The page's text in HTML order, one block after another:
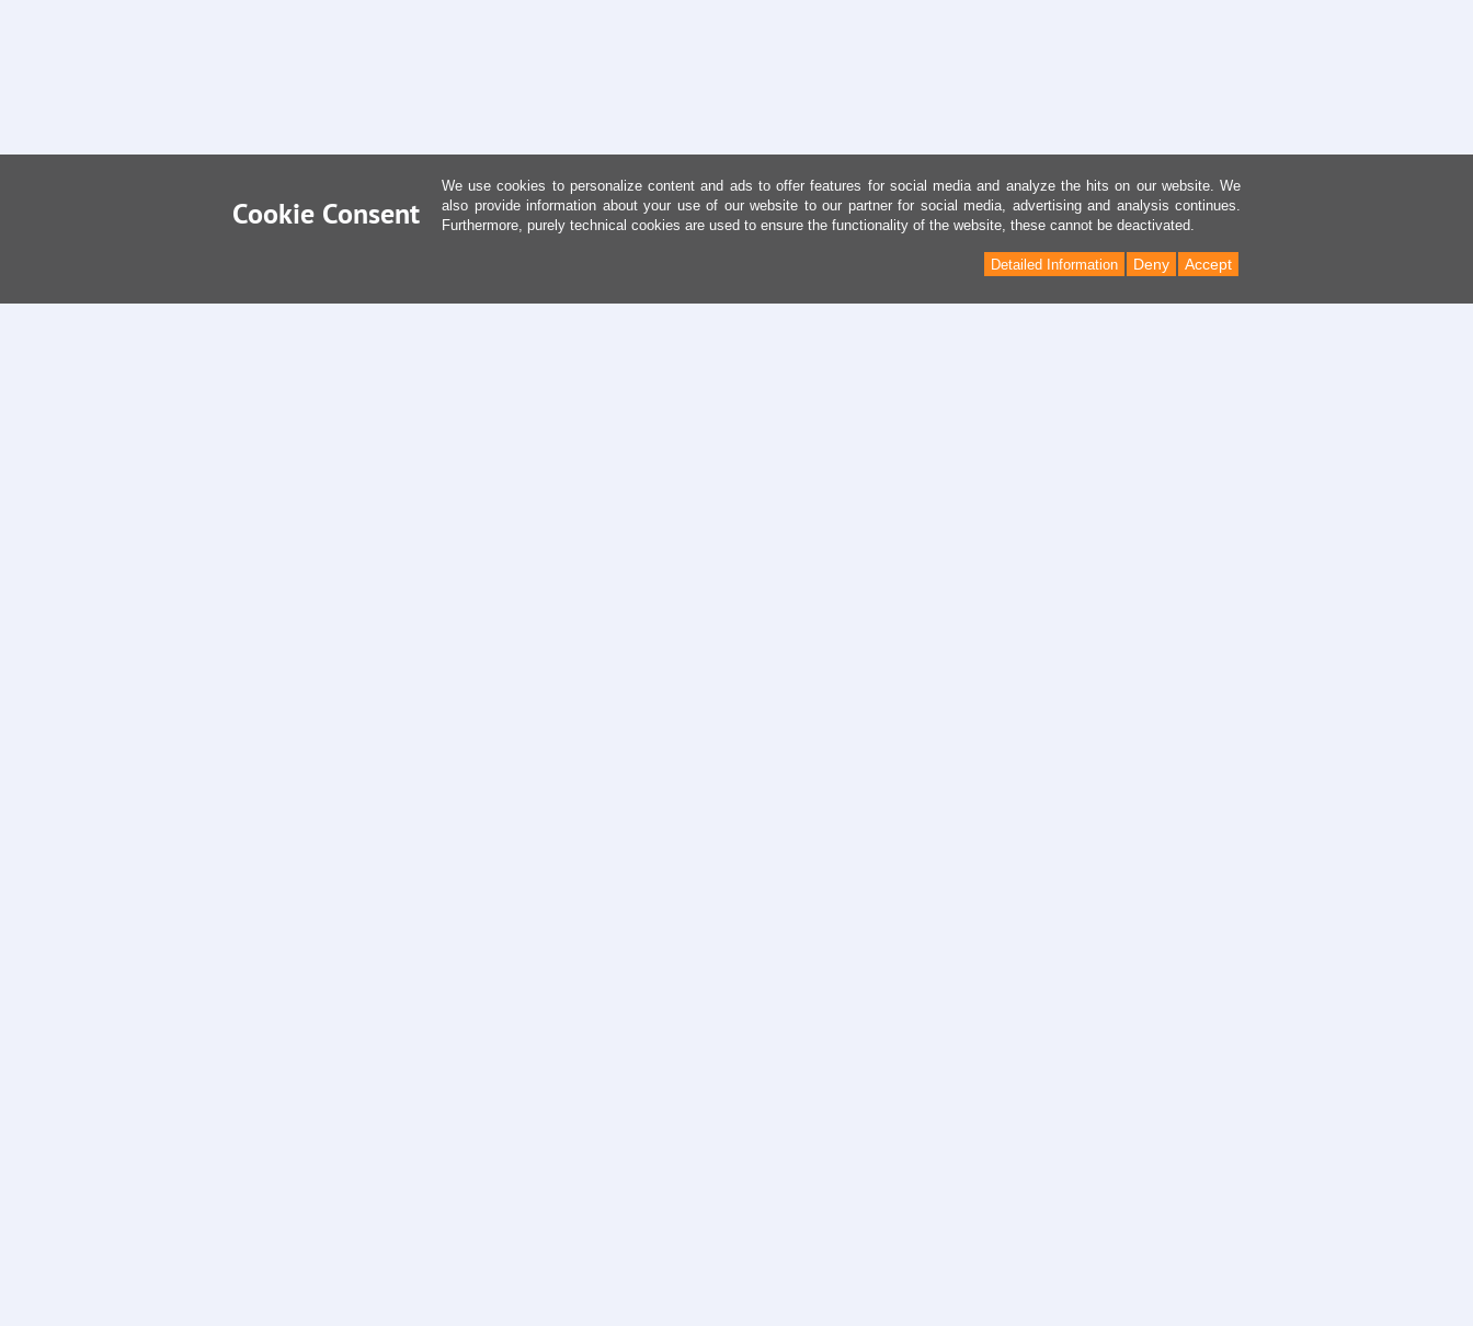
Cookie Consent
We use cookies to personalize content and ads to offer features for social media and analyze the hits on our website. We
also provide information about your use of our website to our partner for social media, advertising and analysis continues.
Furthermore, purely technical cookies are used to ensure the functionality of the website, these cannot be deactivated.
Accept
Deny
Detailed Information